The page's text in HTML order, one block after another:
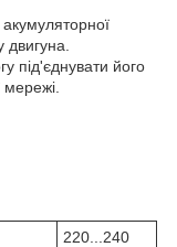
двигуна.
під'єднувати його
220...240